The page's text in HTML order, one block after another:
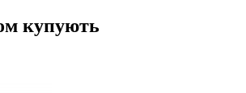
купують